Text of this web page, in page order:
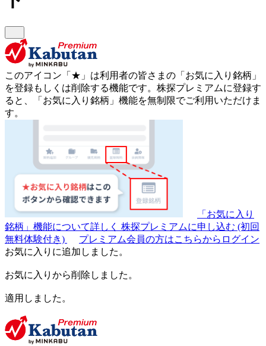
このアイコン 「★」 は利用者の皆さまの 「お気に入り銘柄」
を登録もしくは削除する機能です。 株探プレミアムに登録す
ると、「お気に入り銘柄」機能を無制限でご利用いただけま
す。
「お気に入り
銘柄」機能について詳しく 株探プレミアムに申し込む (初回
無料体験付き)
プレミアム会員の方はこちらからログイン
お気に入りに追加しました。
お気に入りから削除しました。
適用しました。